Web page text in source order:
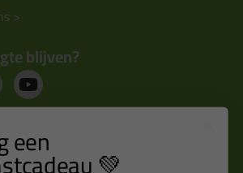
>
blijven?
deals rechtstreeks in je
een